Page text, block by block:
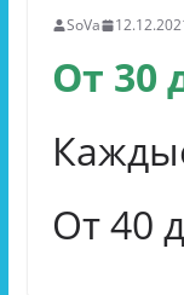
SoVa
От 30
От 40